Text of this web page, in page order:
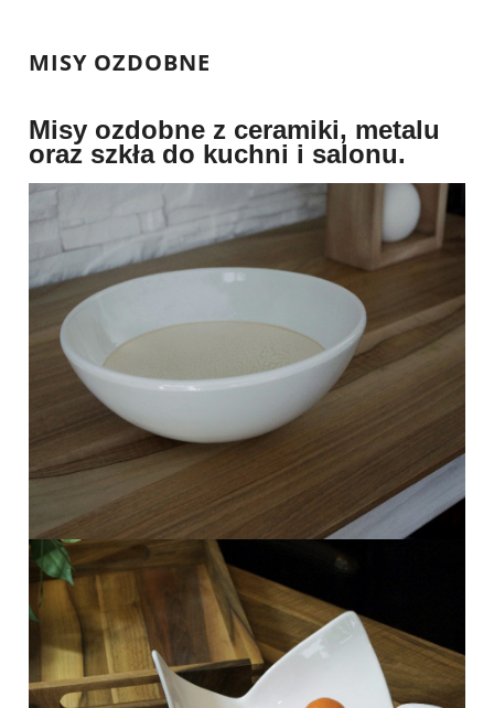
MISY OZDOBNE
Misy ozdobne z ceramiki, metalu
oraz szkła do kuchni i salonu.